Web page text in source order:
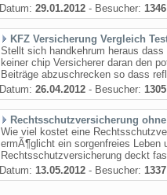
Datum: 29.01.2012 - Besucher: 1346
KFZ Versicherung Vergleich
Stellt sich handkehrum heraus
keiner chip Versicherer daran den
Beiträge abzuschrecken so dass
Datum: 26.04.2012 - Besucher: 1305
Rechtsschutzversicherung
Wie viel kostet eine
ermÃ¶glicht ein sorgenfreies
Rechtsschutzversicherung deckt
Datum: 13.05.2012 - Besucher: 1337